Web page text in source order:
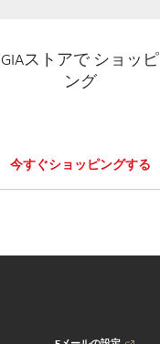
GIAストアで ショッピ
ング
今すぐショッピングする